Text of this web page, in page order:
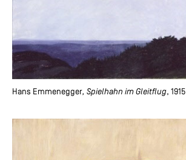
Hans Emmenegger, Spielhahn im Gleitflug, 1915